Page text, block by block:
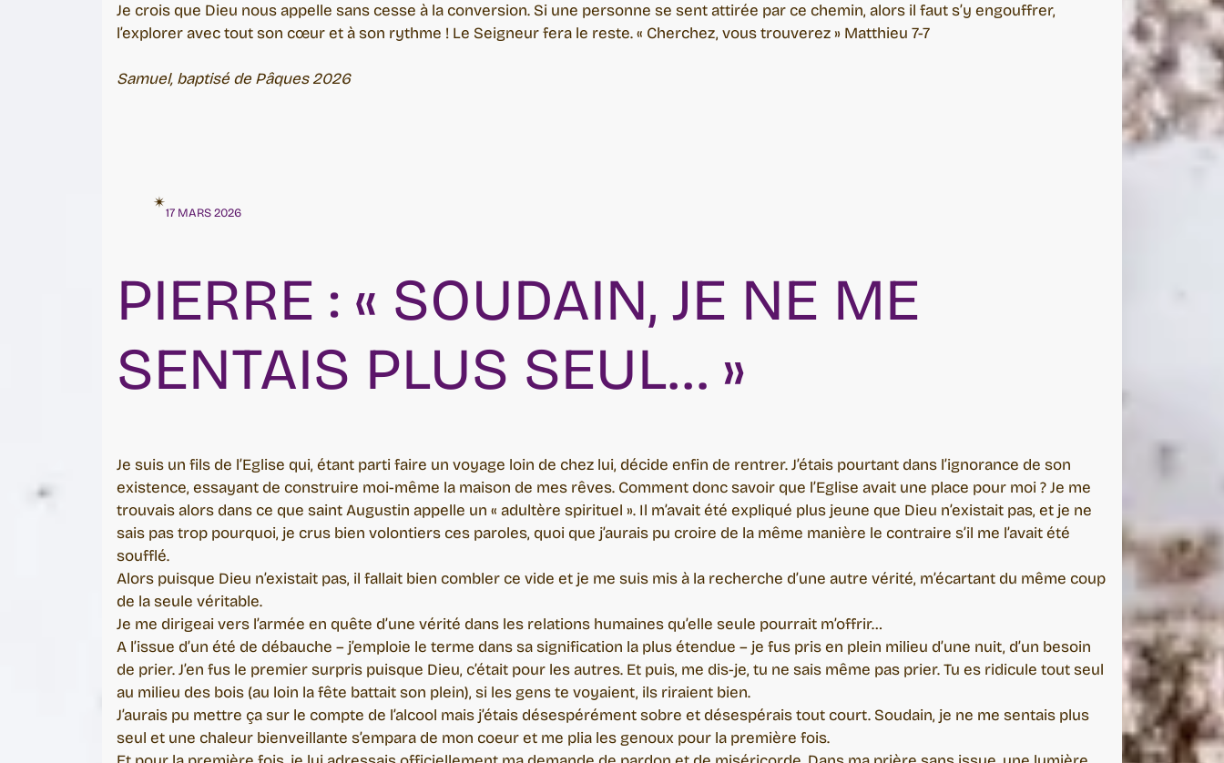
Je crois que Dieu nous appelle sans cesse à la conversion. Si une personne se sent attirée par ce chemin, alors il faut s’y engouffrer,
l’explorer avec tout son cœur et à son rythme ! Le Seigneur fera le reste. « Cherchez, vous trouverez » Matthieu 7-7
Samuel, baptisé de Pâques 2026
✴︎
17 MARS 2026
PIERRE : « SOUDAIN, JE NE ME
SENTAIS PLUS SEUL… »
Je suis un fils de l’Eglise qui, étant parti faire un voyage loin de chez lui, décide enfin de rentrer. J’étais pourtant dans l’ignorance de son
existence, essayant de construire moi-même la maison de mes rêves. Comment donc savoir que l’Eglise avait une place pour moi ? Je me
trouvais alors dans ce que saint Augustin appelle un « adultère spirituel ». Il m’avait été expliqué plus jeune que Dieu n’existait pas, et je ne
sais pas trop pourquoi, je crus bien volontiers ces paroles, quoi que j’aurais pu croire de la même manière le contraire s’il me l’avait été
soufflé.
Alors puisque Dieu n’existait pas, il fallait bien combler ce vide et je me suis mis à la recherche d’une autre vérité, m’écartant du même coup
de la seule véritable.
Je me dirigeai vers l’armée en quête d’une vérité dans les relations humaines qu’elle seule pourrait m’offrir…
A l’issue d’un été de débauche – j’emploie le terme dans sa signification la plus étendue – je fus pris en plein milieu d’une nuit, d’un besoin
de prier. J’en fus le premier surpris puisque Dieu, c’était pour les autres. Et puis, me dis-je, tu ne sais même pas prier. Tu es ridicule tout seul
au milieu des bois (au loin la fête battait son plein), si les gens te voyaient, ils riraient bien.
J’aurais pu mettre ça sur le compte de l’alcool mais j’étais désespérément sobre et désespérais tout court. Soudain, je ne me sentais plus
seul et une chaleur bienveillante s’empara de mon coeur et me plia les genoux pour la première fois.